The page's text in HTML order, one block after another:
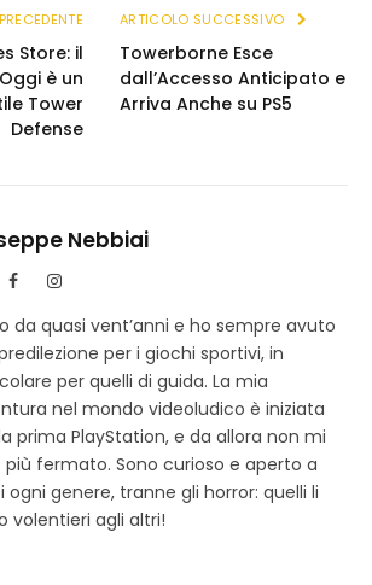
Store: il
è un
Tower
Defense
ARTICOLO SUCCESSIVO
Towerborne Esce
dall’Accesso Anticipato e
Arriva Anche su PS5
Nebbiai
F
c
e
b
k
I
s
t
a
m
da quasi vent’anni e ho sempre avuto
per i giochi sportivi, in
per quelli di guida. La mia
nel mondo videoludico è iniziata
prima PlayStation, e da allora non mi
più fermato. Sono curioso e aperto a
ogni genere, tranne gli horror: quelli li
volentieri agli altri!